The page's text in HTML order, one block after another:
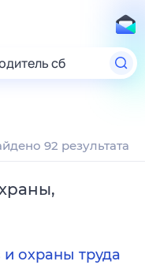
сб
92 результата
охраны труда